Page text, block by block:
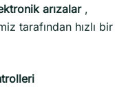
arızalar,
tarafından hızlı bir